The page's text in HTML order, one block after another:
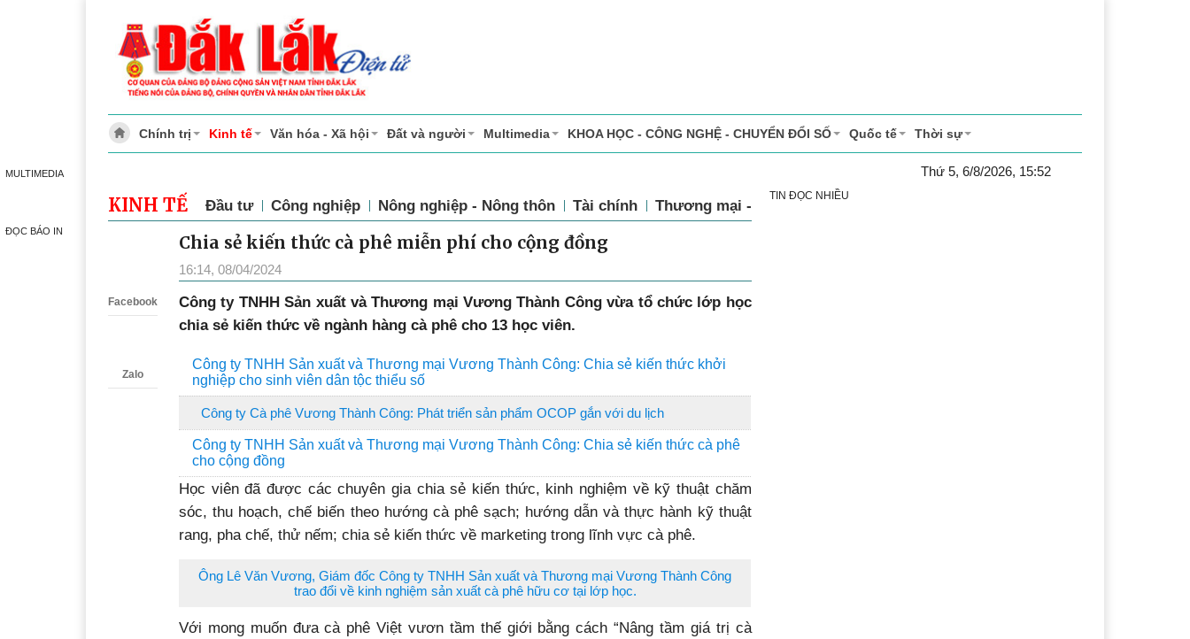
MULTIMEDIA
ĐỌC BÁO IN
Chính trị Kinh tế Văn hóa - Xã hội Đất và người Multimedia KHOA HỌC - CÔNG NGHỆ - CHUYỂN ĐỔI SỐ Quốc tế Thời sự
Thứ 5, 6/8/2026, 15:52
KINH TẾ Đầu tư Công nghiệp Nông nghiệp - Nông thôn Tài chính Thương mại - Dịch vụ
Facebook
Zalo
Chia sẻ kiến thức cà phê miễn phí cho cộng đồng
16:14, 08/04/2024
Công ty TNHH Sản xuất và Thương mại Vương Thành Công vừa tổ chức lớp học
chia sẻ kiến thức về ngành hàng cà phê cho 13 học viên.
Công ty TNHH Sản xuất và Thương mại Vương Thành Công: Chia sẻ kiến thức khởi
nghiệp cho sinh viên dân tộc thiểu số
Công ty Cà phê Vương Thành Công: Phát triển sản phẩm OCOP gắn với du lịch
Công ty TNHH Sản xuất và Thương mại Vương Thành Công: Chia sẻ kiến thức cà phê
cho cộng đồng
Học viên đã được các chuyên gia chia sẻ kiến thức, kinh nghiệm về kỹ thuật chăm
sóc, thu hoạch, chế biến theo hướng cà phê sạch; hướng dẫn và thực hành kỹ thuật
rang, pha chế, thử nếm; chia sẻ kiến thức về marketing trong lĩnh vực cà phê.
TIN ĐỌC NHIỀU